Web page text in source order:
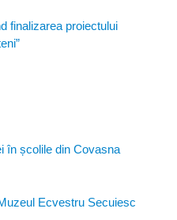
finalizarea proiectului
în școlile din Covasna
Ecvestru Secuiesc